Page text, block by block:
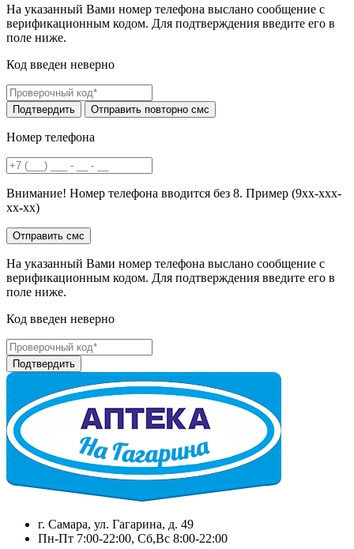
На указанный Вами номер телефона выслано сообщение с
верификационным кодом. Для подтверждения введите его в
поле ниже.
Код введен неверно
Номер телефона
Внимание! Номер телефона вводится без 8. Пример (9хх-ххх-
хх-хх)
На указанный Вами номер телефона выслано сообщение с
верификационным кодом. Для подтверждения введите его в
поле ниже.
Код введен неверно
г. Самара, ул. Гагарина, д. 49
Пн-Пт 7:00-22:00, Сб,Вс 8:00-22:00